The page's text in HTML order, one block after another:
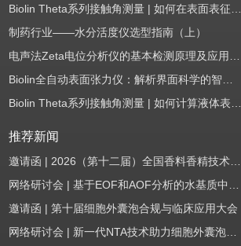
Biolin Theta系列接触角测量 | 如何在表面表征应用中使用接触角：后退角
制药行业——水分活度仪选型指南（上）
电声法Zeta电位分析仪的基本检测原理及应用场景
Biolin全自动表面张力仪：解析界面科学的智能之眼
Biolin Theta系列接触角测量 | 如何计算液体表面张力分量
推荐新闻
邀请函 | 2026（第十二届）全国香料香精技术交流年会
网络研讨会 | 基于EOF和AOF分析的水基质中PFAS筛查
邀请函 | 第十届细胞外囊泡合规与临床应用大会
网络研讨会 | 新一代NTA技术助力细胞外囊泡质量评估与工艺开发